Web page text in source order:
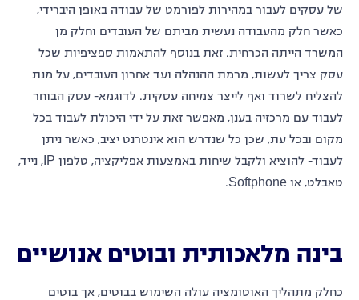
של עסקים לעבור במהירות לפורמט של עבודה באופן היברידי,
כאשר חלק מהעבודה נעשית מביתם של העובדים וחלק מן
המשרד הייתה הכרחית. זאת בנוסף להתאמות ספציפיות שכל
עסק צריך לעשות, מרמת ההנהלה ועד אחרון העובדים, על מנת
להצליח לשרוד ואף לייצר צמיחה עסקית. לדוגמא- עסק הבוחר
לעבוד עם מרכזיה בענן, מאפשר זאת על ידי היכולת לעבוד בכל
מקום ובכל עת, שכן כל שנדרש הוא אינטרנט יציב, כאשר ניתן
לעבוד- להוציא ולקבל שיחות באמצעות אפליקציה, טלפון IP, נייד,
טאבלט, או Softphone.
בינה מלאכותית ובוטים אנושיים
כחלק מתהליך האוטומציה עולה השימוש בבוטים, אך בוטים